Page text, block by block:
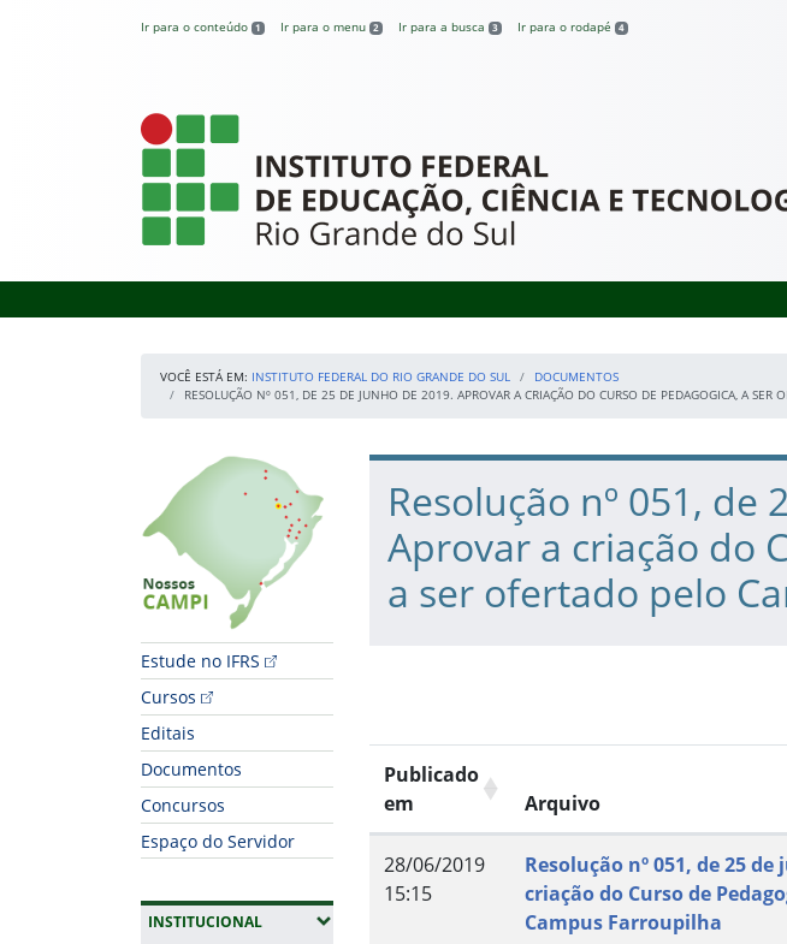
Ir para o conteúdo 1 Ir para o menu 2 Ir para a busca 3 Ir para o rodapé 4
Instituto Federal do Rio
VOCÊ ESTÁ EM: INSTITUTO FEDERAL DO RIO GRANDE DO SUL
DOCUMENTOS
RESOLUÇÃO Nº 051, DE 25 DE JUNHO DE 2019. APROVAR A CRIAÇÃO DO CURSO DE PEDAGOGICA, A SER
Início da navegação
Nossos Campi
Estude no IFRS
Cursos
Editais
Documentos
Concursos
Espaço do Servidor
INSTITUCIONAL(EXPANDIR SUBMENUS)
Início do conteúdo
Resolução nº 051, de
Aprovar a criação do
a ser ofertado pelo
Publicado
em
Arquivo
28/06/2019
15:15
Resolução nº 051, de 25
criação do Curso de
Campus Farroupilha